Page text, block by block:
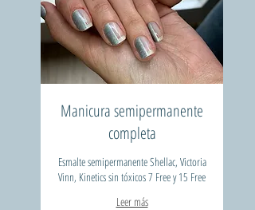
Manicura semipermanente
completa
Esmalte semipermanente Shellac, Victoria
Vinn, Kinetics sin tóxicos 7 Free y 15 Free
Leer más